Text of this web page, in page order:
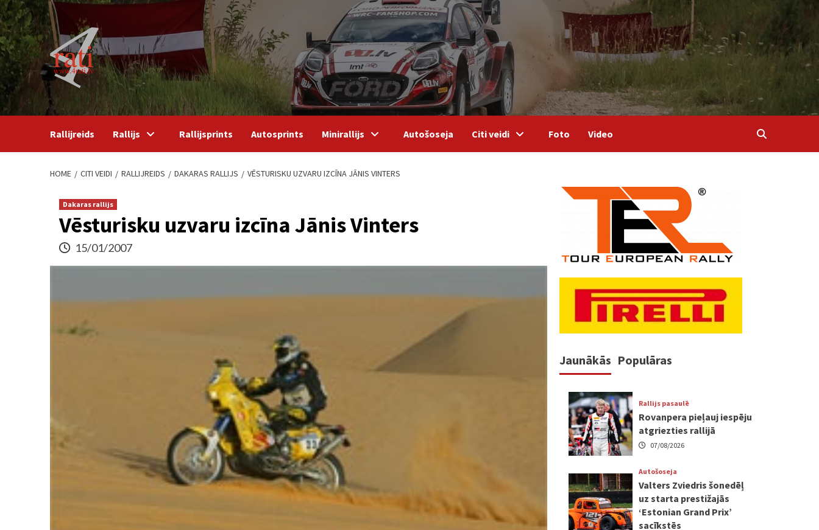
Skip
to
content
Rallijreids Rallijs Rallijsprints Autosprints Minirallijs Autošoseja Citi veidi Foto Video
HOME CITI VEIDI RALLIJREIDS DAKARAS RALLIJS VĒSTURISKU UZVARU IZCĪNA JĀNIS VINTERS
Dakaras rallijs
Vēsturisku uzvaru izcīna Jānis Vinters
15/01/2007
Jaunākās Populāras
Rallijs pasaulē
Rovanpera pieļauj iespēju
atgriezties rallijā
07/08/2026
Autošoseja
Valters Zviedris šonedēļ
uz starta prestižajās
‘Estonian Grand Prix’
sacīkstēs